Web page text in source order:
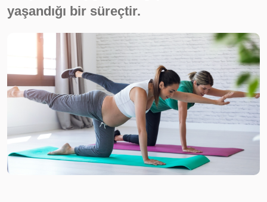
yaşandığı bir süreçtir.